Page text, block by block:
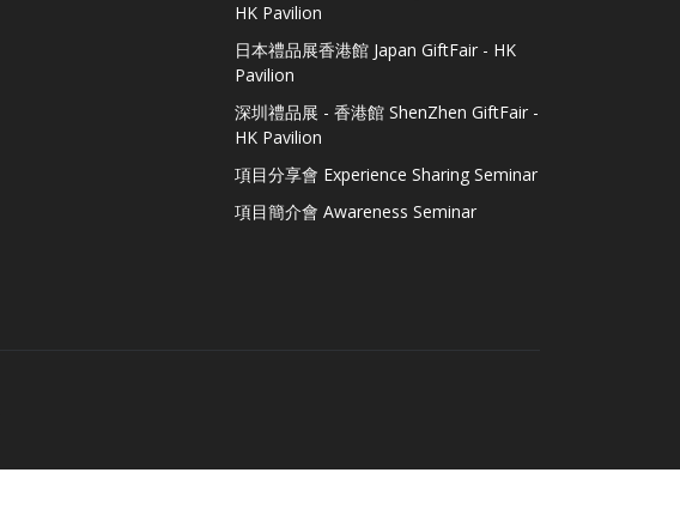
HK Pavilion
日本禮品展香港館 Japan GiftFair - HK
Pavilion
深圳禮品展 - 香港館 ShenZhen GiftFair -
HK Pavilion
項目分享會 Experience Sharing Seminar
項目簡介會 Awareness Seminar